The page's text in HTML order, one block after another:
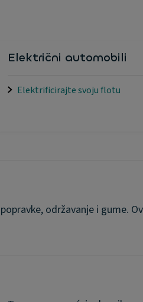
Električni automobili
Elektrificirajte svoju flotu
održavanje i gume.